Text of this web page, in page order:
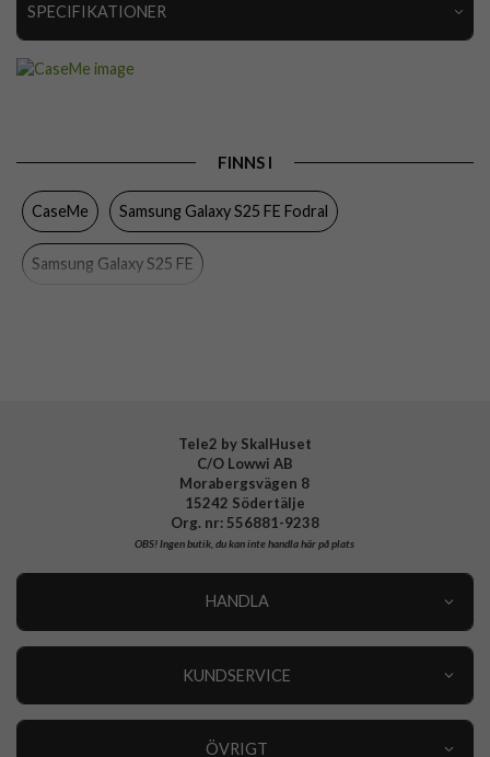
SPECIFIKATIONER
Färg
FINNS I
CaseMe Samsung Galaxy S25 FE Fodral
Samsung Galaxy S25 FE
Tele2 by SkalHuset
C/O Lowwi AB
Morabergsvägen 8
15242 Södertälje
Org. nr: 556881-9238
OBS!Ingen butik, du kan inte handla här på plats
HANDLA
KUNDSERVICE
ÖVRIGT